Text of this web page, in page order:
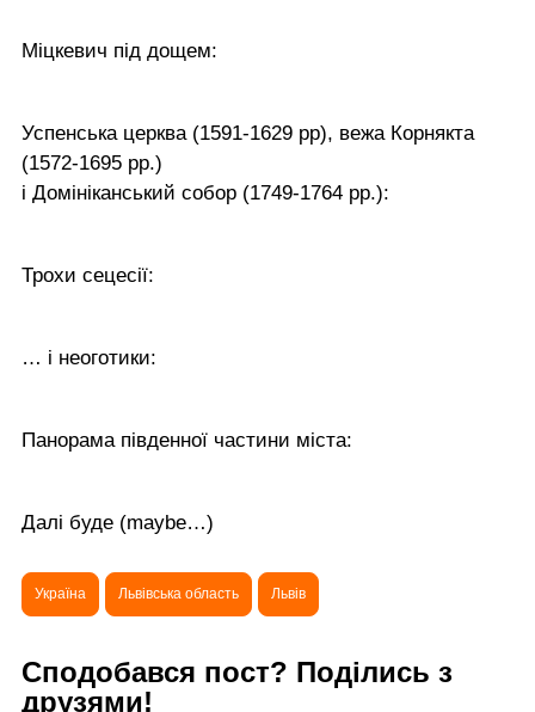
Міцкевич під дощем:
Успенська церква (1591-1629 рр), вежа Корнякта
(1572-1695 рр.)
і Домініканський собор (1749-1764 рр.):
Трохи сецесії:
… і неоготики:
Панорама південної частини міста:
Далі буде (maybe…)
Україна Львівська область Львів
Сподобався пост? Поділись з
друзями!